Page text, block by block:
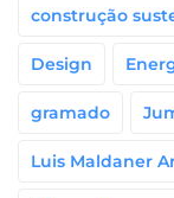
construção
Design
gramado
Luis Maldaner